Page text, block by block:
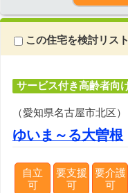
この住宅を検討リス
サービス付き高齢者向
（愛知県名古屋市北区）
ゆいま～る大曽根
自立
可
要支援
可
要介護
可